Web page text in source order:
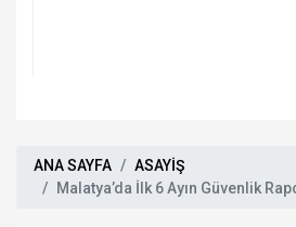
ANA SAYFA
ASAYİŞ
Malatya’da İlk 6 Ayın Güvenlik